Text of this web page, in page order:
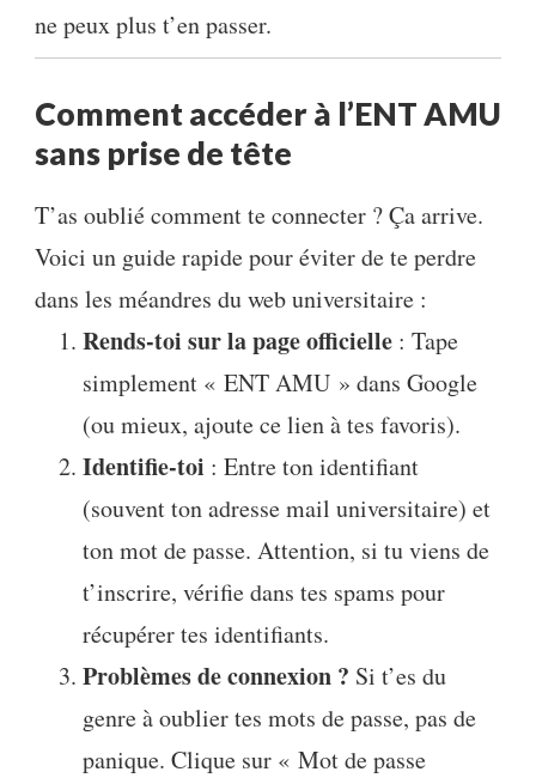
ne peux plus t’en passer.
Comment accéder à l’ENT AMU
sans prise de tête
T’as oublié comment te connecter ? Ça arrive.
Voici un guide rapide pour éviter de te perdre
dans les méandres du web universitaire :
Rends-toi sur la page officielle : Tape
simplement « ENT AMU » dans Google
(ou mieux, ajoute ce lien à tes favoris).
Identifie-toi : Entre ton identifiant
(souvent ton adresse mail universitaire) et
ton mot de passe. Attention, si tu viens de
t’inscrire, vérifie dans tes spams pour
récupérer tes identifiants.
Problèmes de connexion ? Si t’es du
genre à oublier tes mots de passe, pas de
panique. Clique sur « Mot de passe